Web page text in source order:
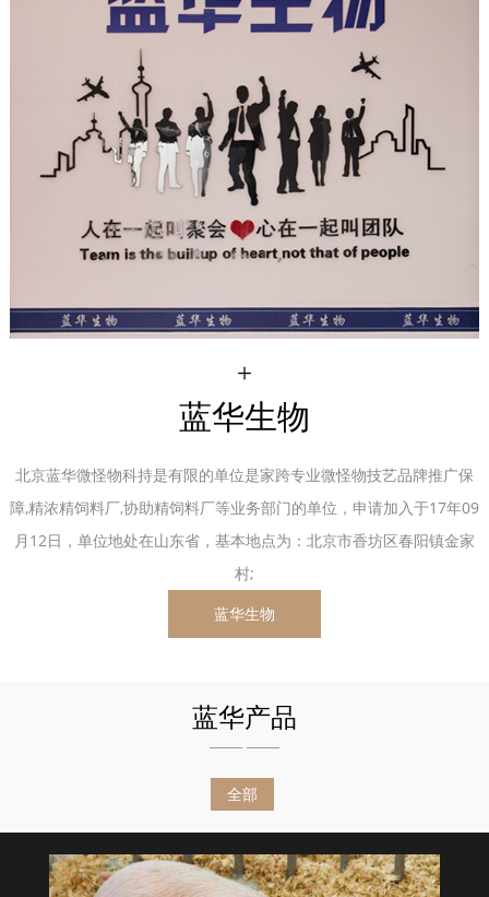
+
蓝华生物
北京蓝华微怪物科持是有限的单位是家跨专业微怪物技艺品牌推广保
障,精浓精饲料厂,协助精饲料厂等业务部门的单位，申请加入于17年09
月12日，单位地处在山东省，基本地点为：北京市香坊区春阳镇金家
村;
蓝华生物
蓝华产品
全部